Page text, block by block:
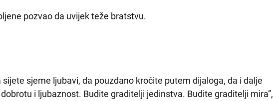
pozvao da uvijek teže bratstvu.
sijete sjeme ljubavi, da pouzdano kročite putem dijaloga, da i dalje
i ljubaznost. Budite graditelji jedinstva. Budite graditelji mira”,